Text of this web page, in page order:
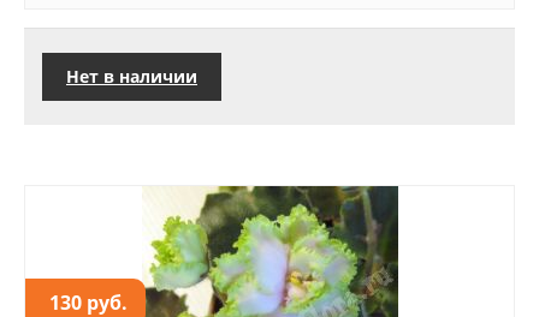
Нет в наличии
130 руб.